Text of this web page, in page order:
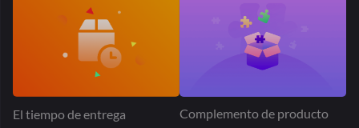
Tabla Tarifa Envío Publicidad de productos